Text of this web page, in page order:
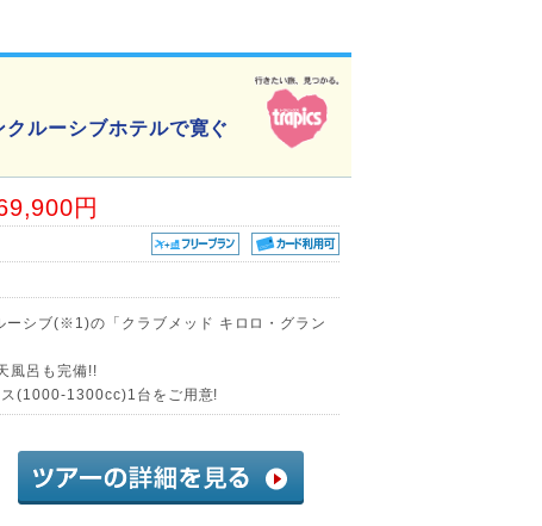
ルーシブホテルで寛ぐ
円
シブ(※1)の「クラブメッド キロロ・グラン
風呂も完備!!
(1000-1300cc)1台をご用意!